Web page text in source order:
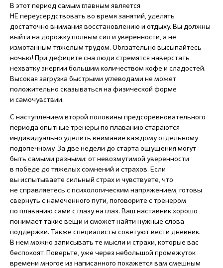
В этот период самым главным является
НЕ переусердствовать во время занятий, уделять
достаточно внимания восстановлению и отдыху. Вы должны
выйти на дорожку полным сил и уверенности, а не
измотанным тяжелым трудом. Обязательно высыпайтесь
ночью! При дефиците сна люди стремятся наверстать
нехватку энергии большим количеством кофе и сладостей.
Высокая загрузка быстрыми углеводами не может
положительно сказываться на физической форме
и самочувствии.
С наступлением второй половины предсоревновательного
периода опытные тренеры по плаванию стараются
индивидуально уделить внимание каждому отдельному
подопечному. За две недели до старта ощущения могут
быть самыми разными: от невозмутимой уверенности
в победе до тяжелых сомнений и страхов. Если
вы испытываете сильный страх и чувствуете, что
не справляетесь с психологическим напряжением, готовы
свернуть с намеченного пути, поговорите с тренером
по плаванию сами с глазу на глаз. Ваш наставник хорошо
понимает такие вещи и сможет найти нужные слова
поддержки. Также специалисты советуют вести дневник.
В нем можно записывать те мысли и страхи, которые вас
беспокоят. Поверьте, уже через небольшой промежуток
времени многое из написанного покажется вам смешным